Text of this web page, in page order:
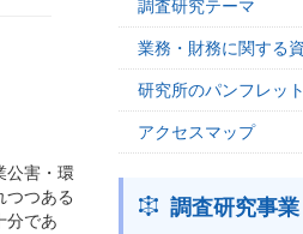
公害・環
つつある
分であ
調査研究テーマ
業務・財務に関する
研究所のパンフレット
アクセスマップ
調査研究事業